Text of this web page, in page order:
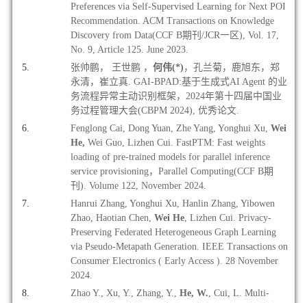
Preferences via Self-Supervised Learning for Next POI
Recommendation. ACM Transactions on Knowledge
Discovery from Data(CCF B期刊/JCR一区), Vol. 17,
No. 9, Article 125. June 2023.
张帅鹏， 王世鹏 ， 何伟(*) ，孔兰菊，鹿旭东，郑
永清，崔立真. GAI-BPAD:基于生成式AI Agent 的业
务流程异常主动识别框架，2024年第十四届中国业
务过程管理大会(CBPM 2024), 优秀论文.
Fenglong Cai, Dong Yuan, Zhe Yang, Yonghui Xu, Wei
He, Wei Guo, Lizhen Cui. FastPTM: Fast weights
loading of pre-trained models for parallel inference
service provisioning，Parallel Computing(CCF B期
刊) . Volume 122, November 2024.
Hanrui Zhang, Yonghui Xu, Hanlin Zhang, Yibowen
Zhao, Haotian Chen, Wei He, Lizhen Cui. Privacy-
Preserving Federated Heterogeneous Graph Learning
via Pseudo-Metapath Generation. IEEE Transactions on
Consumer Electronics ( Early Access ). 28 November
2024.
Zhao Y., Xu, Y., Zhang, Y., He, W. , Cui, L. Multi-